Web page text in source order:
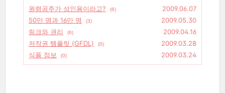
원령공주가 성인용이라고? (6)
2009.06.07
50만 명과 16만 명
(3)
2009.05.30
링크와 권리
(6)
2009.04.16
저작권 템플릿 (GFDL)
(0)
2009.03.28
식품 정보
(0) 2009.03.24